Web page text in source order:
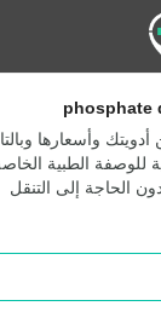
phosphate
وأسعارها
للوصفة الطبية
الحاجة إلى التنقل